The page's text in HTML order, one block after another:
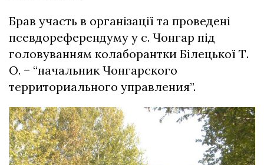
Брав участь в організації та проведені
псевдореферендуму у с. Чонгар під
головуванням колаборантки Білецької Т.
О. – “начальник Чонгарского
территориального управления”.